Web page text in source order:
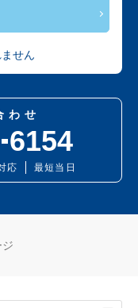
せん
わせ
6154
応 最短当日